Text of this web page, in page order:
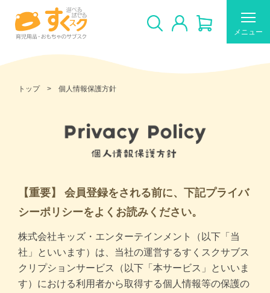
メニュー
すくスクのご利用について
商品一覧トップ
トップ 個人情報保護方針
【重要】 会員登録をされる前に、下記プライバ
シーポリシーをよくお読みください。
株式会社キッズ・エンターテインメント（以下「当
社」といいます）は、当社の運営するすくスクサブス
クリプションサービス（以下「本サービス」といいま
す）における利用者から取得する個人情報等の保護の